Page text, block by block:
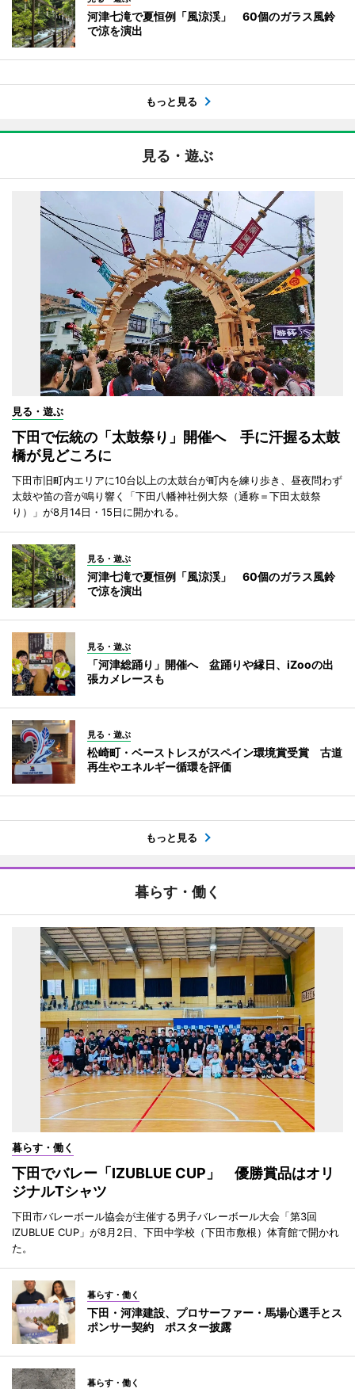
河津七滝で夏恒例「風涼渓」 60個のガラス風鈴
で涼を演出
もっと見る
見る・遊ぶ
見る・遊ぶ
下田で伝統の「太鼓祭り」開催へ 手に汗握る太鼓
橋が見どころに
下田市旧町内エリアに10台以上の太鼓台が町内を練り歩き、昼夜問わず
太鼓や笛の音が鳴り響く「下田八幡神社例大祭（通称＝下田太鼓祭
り）」が8月14日・15日に開かれる。
見る・遊ぶ
河津七滝で夏恒例「風涼渓」 60個のガラス風鈴
で涼を演出
見る・遊ぶ
「河津総踊り」開催へ 盆踊りや縁日、iZooの出
張カメレースも
見る・遊ぶ
松崎町・ベーストレスがスペイン環境賞受賞 古道
再生やエネルギー循環を評価
もっと見る
暮らす・働く
暮らす・働く
下田でバレー「IZUBLUE CUP」 優勝賞品はオリ
ジナルTシャツ
下田市バレーボール協会が主催する男子バレーボール大会「第3回
IZUBLUE CUP」が8月2日、下田中学校（下田市敷根）体育館で開かれ
た。
暮らす・働く
下田・河津建設、プロサーファー・馬場心選手とス
ポンサー契約 ポスター披露
暮らす・働く